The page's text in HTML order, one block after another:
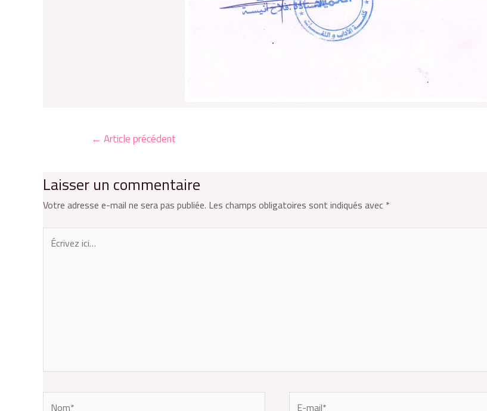
← Article précédent
Laisser un commentaire
Votre adresse e-mail ne sera pas publiée. Les champs obligatoires sont indiqués avec*